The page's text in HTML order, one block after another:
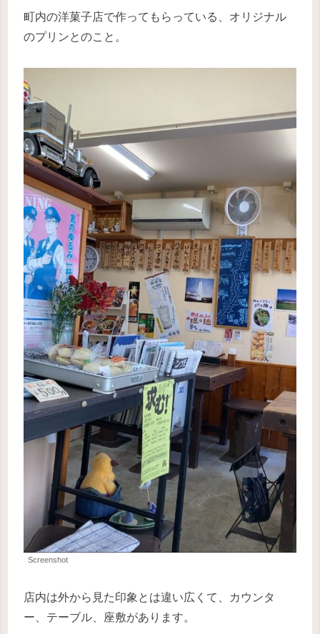
町内の洋菓子店で作ってもらっている、オリジナル
のプリンとのこと。
Screenshot
店内は外から見た印象とは違い広くて、カウンタ
ー、テーブル、座敷があります。